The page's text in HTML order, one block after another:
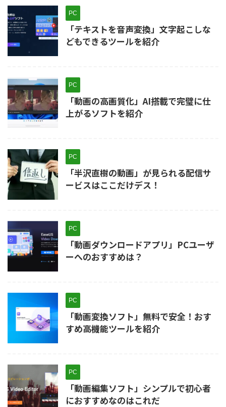
PC
「テキストを音声変換」文字起こしな
どもできるツールを紹介
PC
「動画の高画質化」AI搭載で完璧に仕
上がるソフトを紹介
PC
「半沢直樹の動画」が見られる配信サ
ービスはここだけデス！
PC
「動画ダウンロードアプリ」PCユーザ
ーへのおすすめは？
PC
「動画変換ソフト」無料で安全！おす
すめ高機能ツールを紹介
PC
「動画編集ソフト」シンプルで初心者
におすすめなのはこれだ